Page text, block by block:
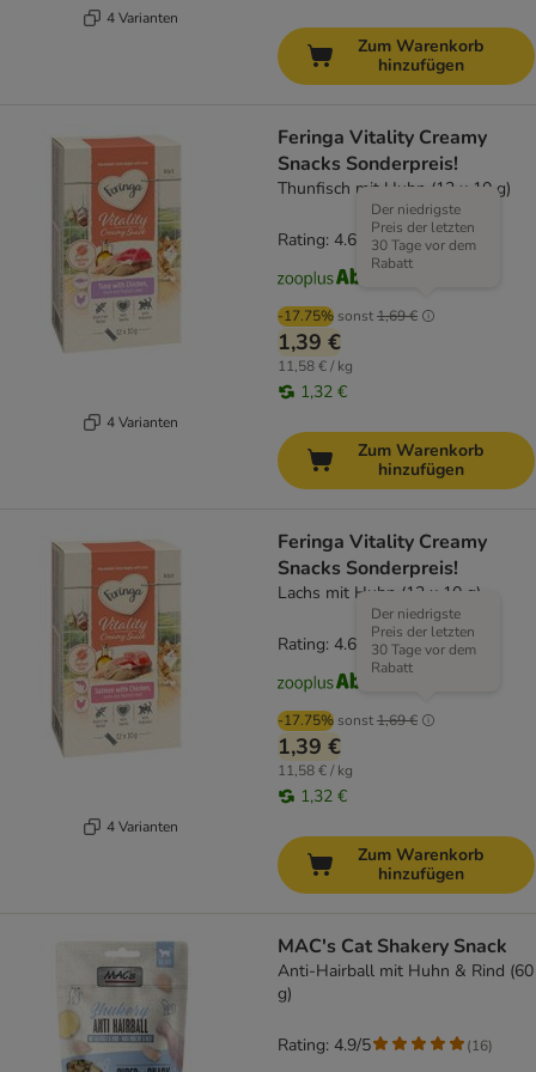
4 Varianten
Zum Warenkorb
hinzufügen
4 Varianten
Feringa Vitality Creamy
Snacks Sonderpreis!
Thunfisch mit Huhn (12 x 10 g)
-17.75% sonst1,69 €
Der niedrigste
Preis der letzten
30 Tage vor dem
Rabatt
1,39 €
11,58 € / kg
1,32 €
Rating: 4.6/5 (127
Zum Warenkorb
hinzufügen
4 Varianten
Feringa Vitality Creamy
Snacks Sonderpreis!
Lachs mit Huhn (12 x 10 g)
-17.75% sonst1,69 €
Der niedrigste
Preis der letzten
30 Tage vor dem
Rabatt
1,39 €
11,58 € / kg
1,32 €
Rating: 4.6/5 (127
Zum Warenkorb
hinzufügen
MAC's Cat Shakery Snack
Anti-Hairball mit Huhn & Rind (60
g)
Rating: 4.9/5 (16)